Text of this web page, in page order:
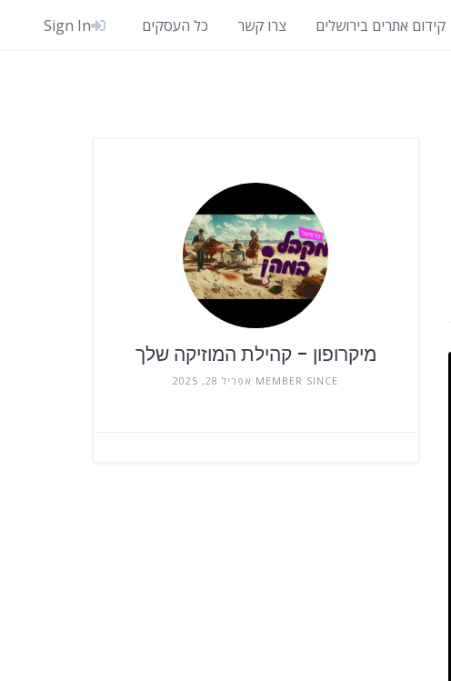
קידום אתרים בירושלים צרו קשר כל העסקים Sign In
מיקרופון - קהילת המוזיקה שלך
MEMBER SINCE אפריל 28, 2025